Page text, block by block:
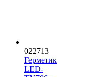
022713
Герметик
LED-